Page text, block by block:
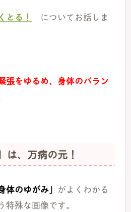
とる！
についてお話しま
張をゆるめ、身体のバラン
は、万病の元！
体のゆがみ」 がよくわかる
特殊な画像です。